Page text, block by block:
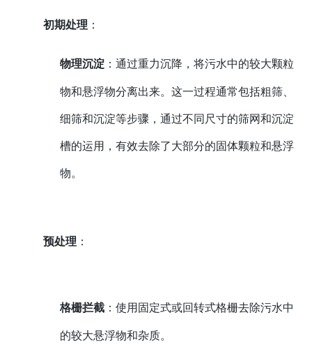
初期处理 ：
物理沉淀 ：通过重力沉降，将污水中的较大颗粒
物和悬浮物分离出来。这一过程通常包括粗筛、
细筛和沉淀等步骤，通过不同尺寸的筛网和沉淀
槽的运用，有效去除了大部分的固体颗粒和悬浮
物。
预处理 ：
格栅拦截 ：使用固定式或回转式格栅去除污水中
的较大悬浮物和杂质。